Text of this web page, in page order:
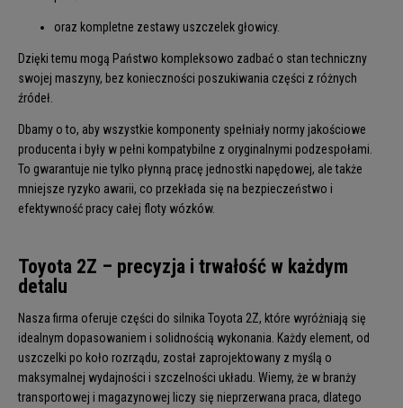
oraz kompletne zestawy uszczelek głowicy.
Dzięki temu mogą Państwo kompleksowo zadbać o stan techniczny
swojej maszyny, bez konieczności poszukiwania części z różnych
źródeł.
Dbamy o to, aby wszystkie komponenty spełniały normy jakościowe
producenta i były w pełni kompatybilne z oryginalnymi podzespołami.
To gwarantuje nie tylko płynną pracę jednostki napędowej, ale także
mniejsze ryzyko awarii, co przekłada się na bezpieczeństwo i
efektywność pracy całej floty wózków.
Toyota 2Z – precyzja i trwałość w każdym
detalu
Nasza firma oferuje części do silnika Toyota 2Z, które wyróżniają się
idealnym dopasowaniem i solidnością wykonania. Każdy element, od
uszczelki po koło rozrządu, został zaprojektowany z myślą o
maksymalnej wydajności i szczelności układu. Wiemy, że w branży
transportowej i magazynowej liczy się nieprzerwana praca, dlatego